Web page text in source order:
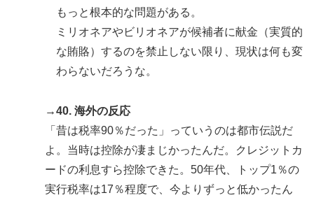
もっと根本的な問題がある。
ミリオネアやビリオネアが候補者に献金（実質的
な賄賂）するのを禁止しない限り、現状は何も変
わらないだろうな。
→40. 海外の反応
「昔は税率90％だった」っていうのは都市伝説だ
よ。当時は控除が凄まじかったんだ。クレジットカ
ードの利息すら控除できた。50年代、トップ1％の
実行税率は17％程度で、今よりずっと低かったん